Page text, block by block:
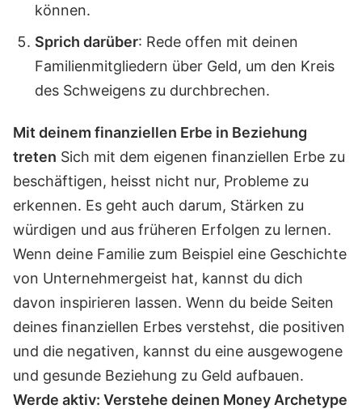
können.
Sprich darüber: Rede offen mit deinen
Familienmitgliedern über Geld, um den Kreis
des Schweigens zu durchbrechen.
Mit deinem finanziellen Erbe in Beziehung
treten Sich mit dem eigenen finanziellen Erbe zu
beschäftigen, heisst nicht nur, Probleme zu
erkennen. Es geht auch darum, Stärken zu
würdigen und aus früheren Erfolgen zu lernen.
Wenn deine Familie zum Beispiel eine Geschichte
von Unternehmergeist hat, kannst du dich
davon inspirieren lassen. Wenn du beide Seiten
deines finanziellen Erbes verstehst, die positiven
und die negativen, kannst du eine ausgewogene
und gesunde Beziehung zu Geld aufbauen.
Werde aktiv: Verstehe deinen Money Archetype